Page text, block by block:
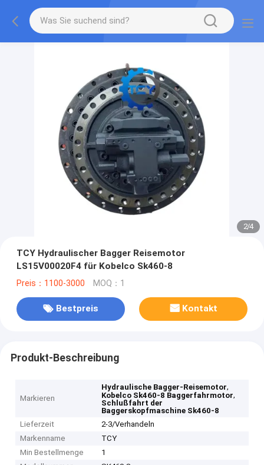
2/4
TCY Hydraulischer Bagger Reisemotor
LS15V00020F4 für Kobelco Sk460-8
Preis：1100-3000 MOQ：1
Bestpreis Kontakt
Produkt-Beschreibung
Markieren
Hydraulische Bagger-Reisemotor,
Kobelco Sk460-8 Baggerfahrmotor,
Schlußfahrt der
Baggerskopfmaschine Sk460-8
Lieferzeit
2-3/Verhandeln
Markenname
TCY
Min Bestellmenge
1